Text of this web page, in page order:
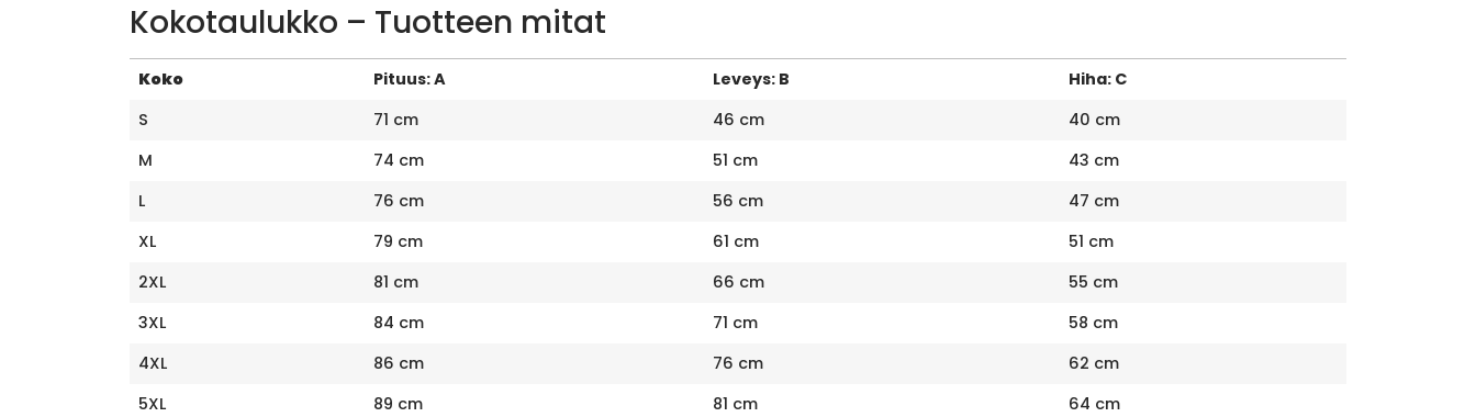
Kokotaulukko – Tuotteen mitat
Koko Pituus: A Leveys: B
Hiha: C
S
71 cm 46 cm
40 cm
M
74 cm 51 cm
43 cm
L
76 cm 56 cm
47 cm
XL
79 cm 61 cm
51 cm
2XL
81 cm 66 cm
55 cm
3XL
84 cm 71 cm
58 cm
4XL
86 cm 76 cm
62 cm
5XL
89 cm 81 cm 64 cm